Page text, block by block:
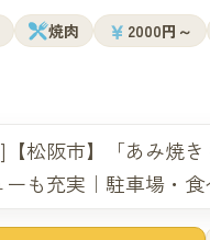
焼肉 ￥ 2000円～